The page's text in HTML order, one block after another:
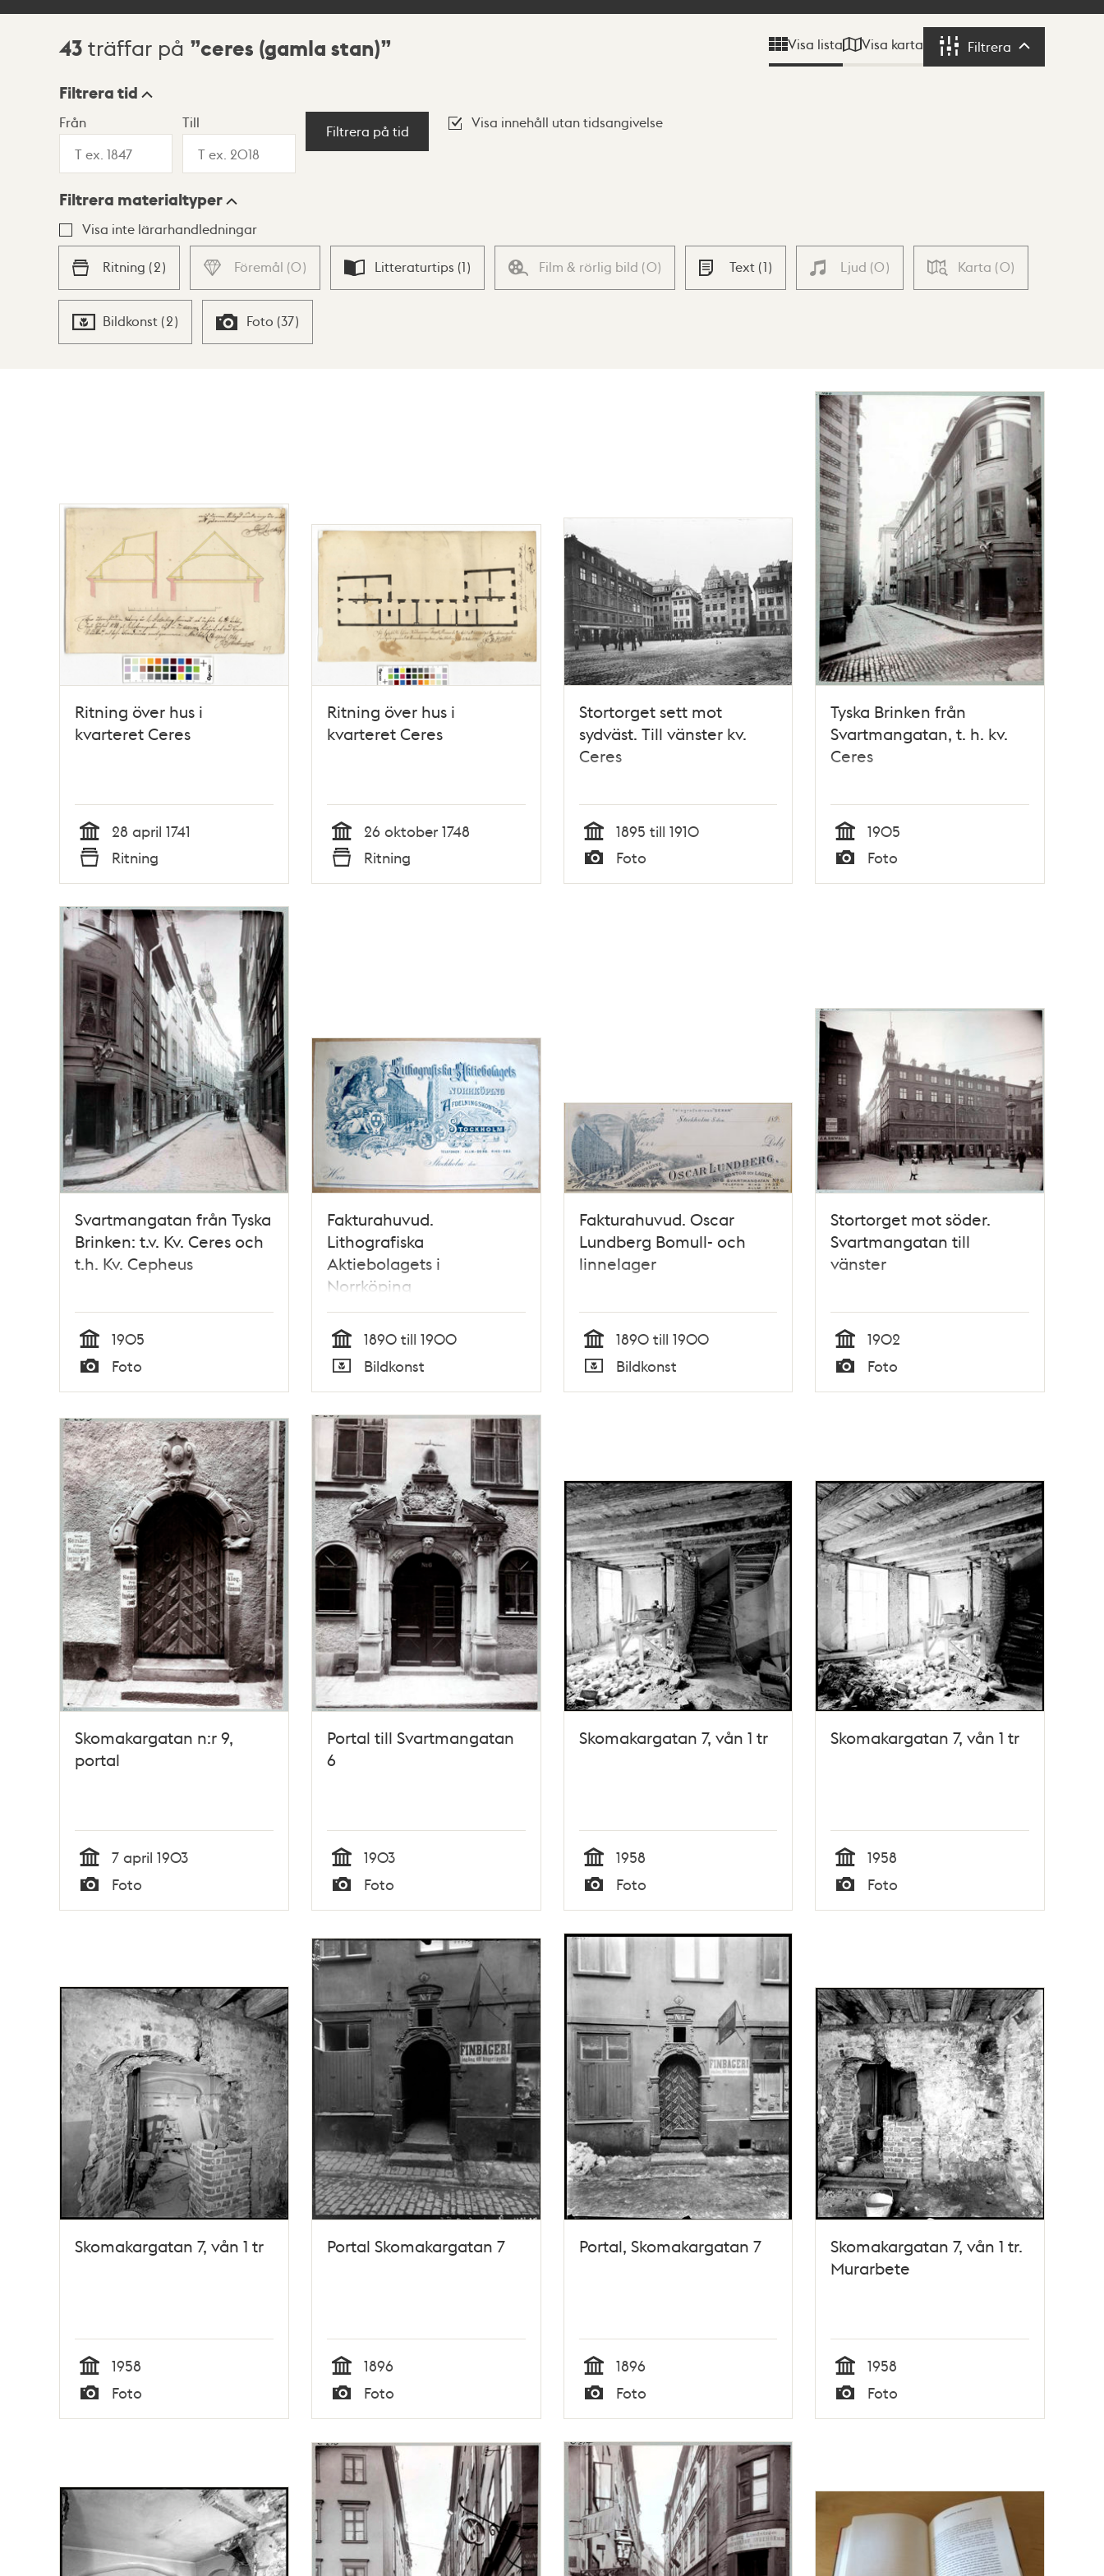
Sökresultat
43 träffar på ceres (gamla stan) Visa lista Visa karta Filtrera Filtrera
Visningsläge
Lista Karta
Filtrera tid
Från Till
Filtrera på tid
Visa innehåll utan tidsangivelse
Filtrera materialtyper
Visa inte lärarhandledningar
Ritning (2) Föremål (0) Litteraturtips (1) Film & rörlig bild (0) Text (1) Ljud (0) Karta (0)
Bildkonst (2) Foto (37)
Ritning över hus i
kvarteret Ceres
Tid
28 april 1741
Typ
Ritning
Ritning över hus i
kvarteret Ceres
Tid
26 oktober 1748
Typ
Ritning
Stortorget sett mot
sydväst. Till vänster kv.
Ceres
Tid
1895 till 1910
Typ
Foto
Tyska Brinken från
Svartmangatan, t. h. kv.
Ceres
Tid
1905
Typ
Foto
Svartmangatan från Tyska
Brinken: t.v. Kv. Ceres och
t.h. Kv. Cepheus
Tid
1905
Typ
Foto
Fakturahuvud.
Lithografiska
Aktiebolagets i
Norrköping
Avdelningskontor
Stockholm
Tid
1890 till 1900
Typ
Bildkonst
Fakturahuvud. Oscar
Lundberg Bomull- och
linnelager
Tid
1890 till 1900
Typ
Bildkonst
Stortorget mot söder.
Svartmangatan till
vänster
Tid
1902
Typ
Foto
Skomakargatan n:r 9,
portal
Tid
7 april 1903
Typ
Foto
Portal till Svartmangatan
6
Tid
1903
Typ
Foto
Skomakargatan 7, vån 1 tr
Tid
1958
Typ
Foto
Skomakargatan 7, vån 1 tr
Tid
1958
Typ
Foto
Skomakargatan 7, vån 1 tr
Tid
1958
Foto
Portal Skomakargatan 7
Tid
1896
Foto
Portal, Skomakargatan 7
Tid
1896
Foto
Skomakargatan 7, vån 1 tr.
Murarbete
Tid
1958
Foto